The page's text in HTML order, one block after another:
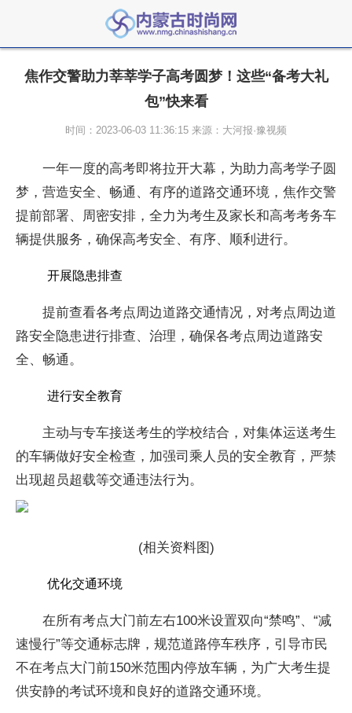
焦作交警助力莘莘学子高考圆梦！这些“备考大礼
包”快来看
时间：2023-06-03 11:36:15 来源：大河报·豫视频
一年一度的高考即将拉开大幕，为助力高考学子圆
梦，营造安全、畅通、有序的道路交通环境，焦作交警
提前部署、周密安排，全力为考生及家长和高考考务车
辆提供服务，确保高考安全、有序、顺利进行。
开展隐患排查
提前查看各考点周边道路交通情况，对考点周边道
路安全隐患进行排查、治理，确保各考点周边道路安
全、畅通。
进行安全教育
主动与专车接送考生的学校结合，对集体运送考生
的车辆做好安全检查，加强司乘人员的安全教育，严禁
出现超员超载等交通违法行为。
(相关资料图)
优化交通环境
在所有考点大门前左右100米设置双向“禁鸣”、“减
速慢行”等交通标志牌，规范道路停车秩序，引导市民
不在考点大门前150米范围内停放车辆，为广大考生提
供安静的考试环境和良好的道路交通环境。